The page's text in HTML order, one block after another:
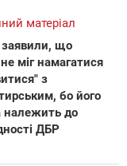
матеріал
що
міг намагатися
з
бо його
належить до
ДБР